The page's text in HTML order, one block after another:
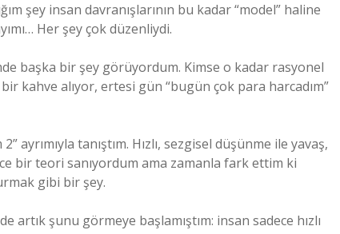
şey insan davranışlarının bu kadar “model” haline
Her şey çok düzenliydi.
başka bir şey görüyordum. Kimse o kadar rasyonel
kahve alıyor, ertesi gün “bugün çok para harcadım”
ayrımıyla tanıştım. Hızlı, sezgisel düşünme ile yavaş,
bir teori sanıyordum ama zamanla fark ettim ki
gibi bir şey.
şunu görmeye başlamıştım: insan sadece hızlı